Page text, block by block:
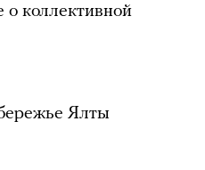
о коллективной
Ялты